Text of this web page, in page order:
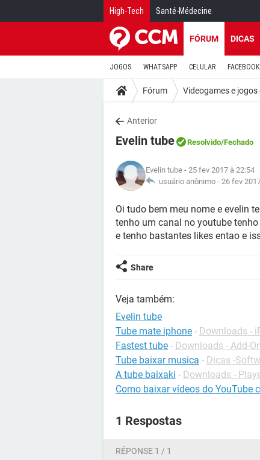
High-Tech Santé-Médecine
FÓRUM DICAS
JOGOS WHATSAPP CELULAR FACEBOOK
Fórum Videogames e jogos
Anterior
Evelin tube Resolvido/Fechado
Evelin tube - 25 fev 2017 à 22:54
usuário anônimo - 26 fev
Oi tudo bem meu nome e evelin
tenho um canal no youtube
e tenho bastantes likes entao e
Share
Veja também:
Evelin tube
Tube mate iphone - Downloads -
Fastest tube - Downloads - Add-
Tube baixar musica - Dicas -
A tube baixaki - Downloads -
Como baixar vídeos do YouTube
1 Respostas
RÉPONSE 1 / 1